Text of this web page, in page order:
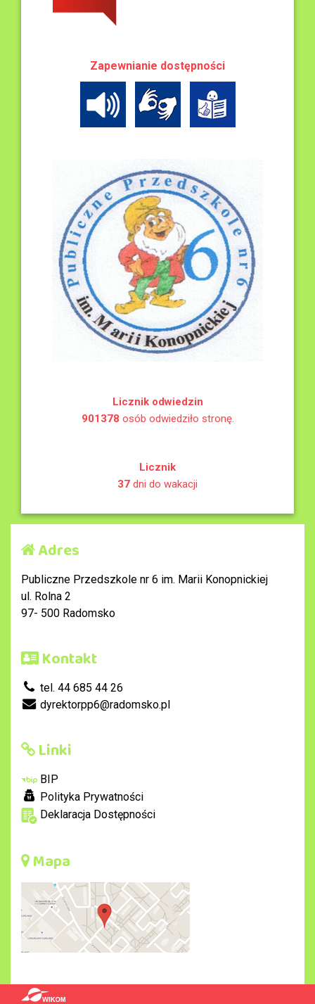
Zapewnianie dostępności
Licznik odwiedzin
901378 osób odwiedziło stronę.
Licznik
37 dni do wakacji
Adres
Publiczne Przedszkole nr 6 im. Marii Konopnickiej
ul. Rolna 2
97- 500 Radomsko
Kontakt
tel. 44 685 44 26
dyrektorpp6@radomsko.pl
Linki
BIP
Polityka Prywatności
Deklaracja Dostępności
Mapa